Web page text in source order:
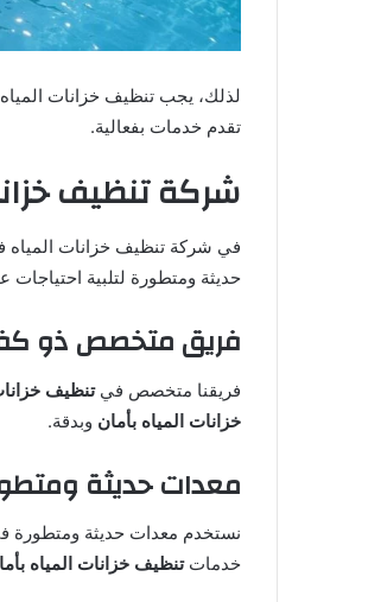
لذلك، يجب تنظيف خزانات
تقدم خدمات بفعالية.
شركة تنظيف
في شركة تنظيف خزانات المياه
حديثة ومتطورة لتلبية احتياجات
فريق متخصص ذو
فريقنا متخصص فيتنظيف
خزانات المياه بأمان وبدقة.
معدات حديثة
نستخدم معدات حديثة ومتطورة
خدماتتنظيف خزانات المياه